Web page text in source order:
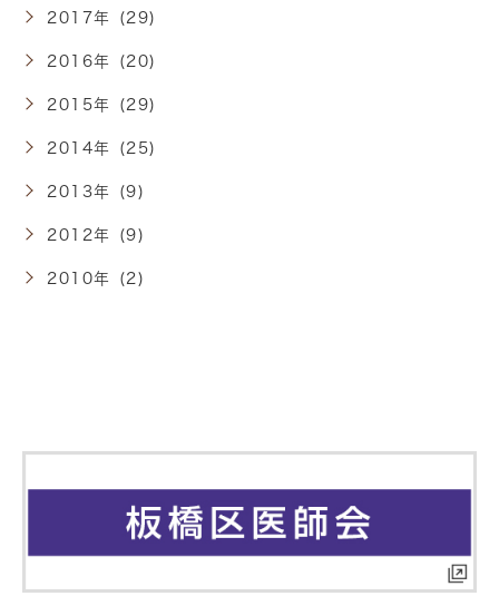
2017年 (29)
2016年 (20)
2015年 (29)
2014年 (25)
2013年 (9)
2012年 (9)
2010年 (2)